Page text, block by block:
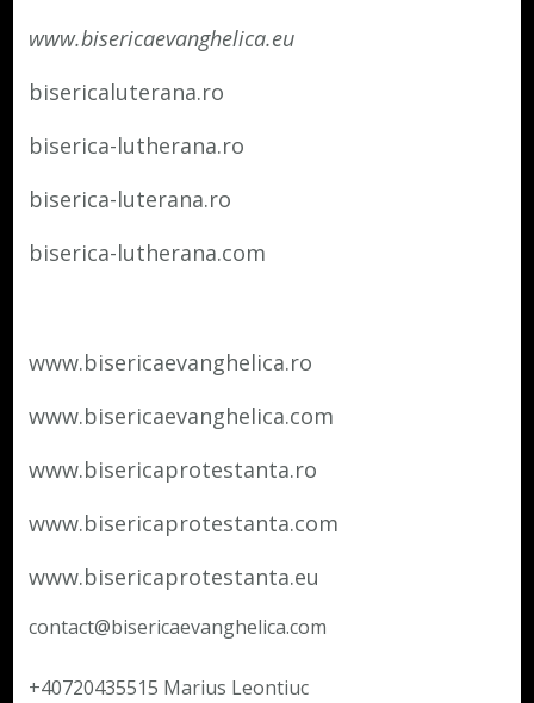
www.bisericaevanghelica.eu
bisericaluterana.ro
biserica-lutherana.ro
biserica-luterana.ro
biserica-lutherana.com
www.bisericaevanghelica.ro
www.bisericaevanghelica.com
www.bisericaprotestanta.ro
www.bisericaprotestanta.com
www.bisericaprotestanta.eu
contact@bisericaevanghelica.com
+40720435515 Marius Leontiuc